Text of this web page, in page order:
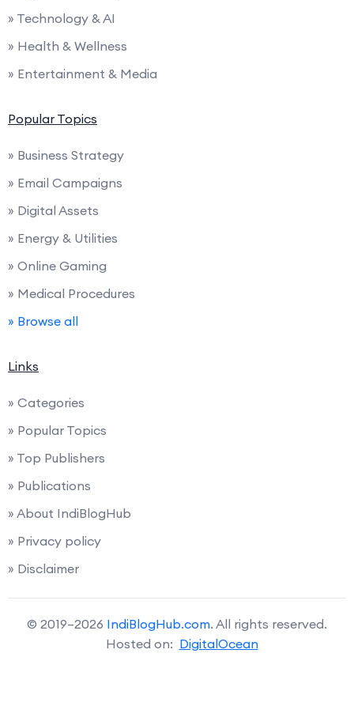
» Technology & AI
» Health & Wellness
» Entertainment & Media
Popular Topics
» Business Strategy
» Email Campaigns
» Digital Assets
» Energy & Utilities
» Online Gaming
» Medical Procedures
» Browse all
Links
» Categories
» Popular Topics
» Top Publishers
» Publications
» About IndiBlogHub
» Privacy policy
» Disclaimer
© 2019–2026 IndiBlogHub.com. All rights reserved.
Hosted on: DigitalOcean